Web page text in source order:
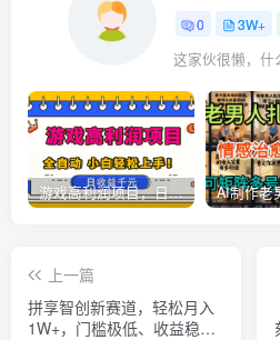
0 3W+
这家伙很懒，什
游戏高利润项目，日收益1k+，全自动，无需值守，解放双手，小白轻松上手【揭秘】
上一篇
拼享智创新赛道，轻松月入
1W+，门槛极低、收益稳